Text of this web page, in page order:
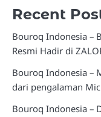
Recent
Bouroq Indonesia –
Resmi Hadir di
Bouroq Indonesia –
dari pengalaman
Bouroq Indonesia –